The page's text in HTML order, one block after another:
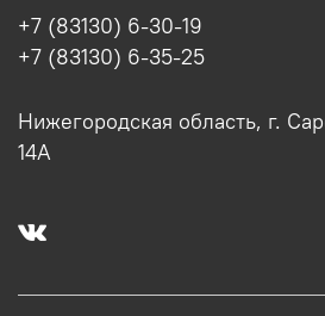
+7 (83130) 6-30-19
+7 (83130) 6-35-25
Нижегородская область, г.
14А